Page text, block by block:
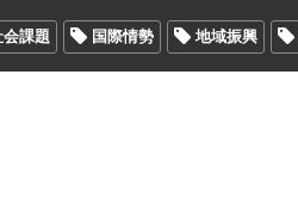
会課題 国際情勢 地域振興